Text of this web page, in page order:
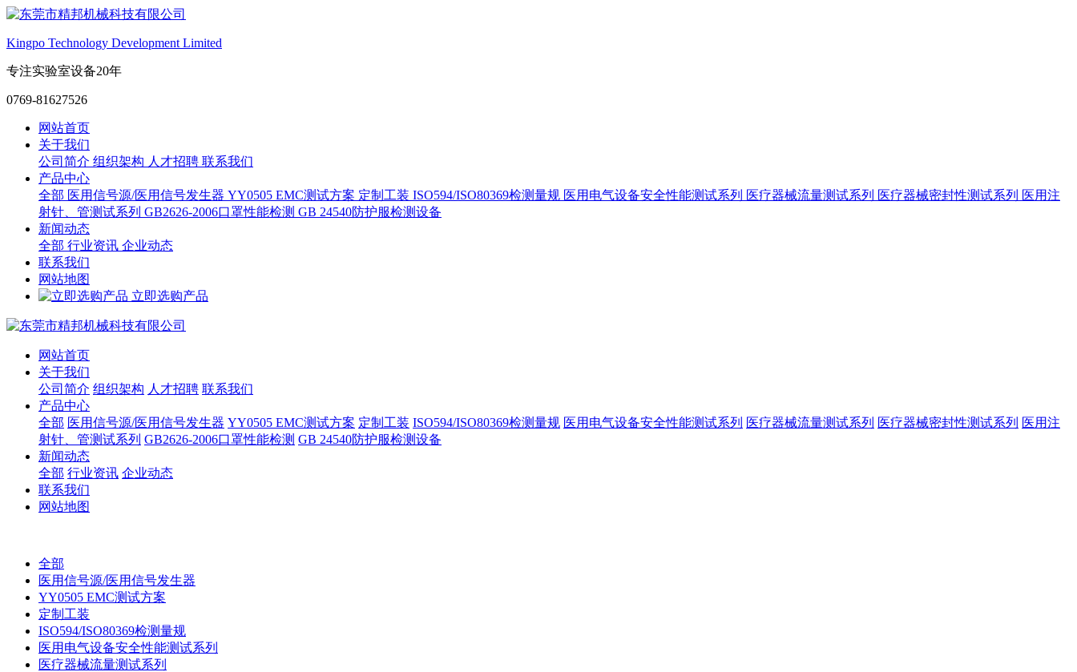
Kingpo Technology Development Limited
专注实验室设备20年
0769-81627526
网站首页
关于我们
公司简介 组织架构 人才招聘 联系我们
产品中心
全部 医用信号源/医用信号发生器 YY0505 EMC测试方案 定制工装 ISO594/ISO80369检测量规 医用电气设备安全性能测试系列 医疗器械流量测试系列 医疗器械密封性测试系列 医用注
射针、管测试系列 GB2626-2006口罩性能检测 GB 24540防护服检测设备
新闻动态
全部 行业资讯 企业动态
联系我们
网站地图
立即选购产品
网站首页
关于我们
公司简介 组织架构 人才招聘 联系我们
产品中心
全部 医用信号源/医用信号发生器 YY0505 EMC测试方案 定制工装 ISO594/ISO80369检测量规 医用电气设备安全性能测试系列 医疗器械流量测试系列 医疗器械密封性测试系列 医用注
射针、管测试系列 GB2626-2006口罩性能检测 GB 24540防护服检测设备
新闻动态
全部 行业资讯 企业动态
联系我们
网站地图
全部
医用信号源/医用信号发生器
YY0505 EMC测试方案
定制工装
ISO594/ISO80369检测量规
医用电气设备安全性能测试系列
医疗器械流量测试系列